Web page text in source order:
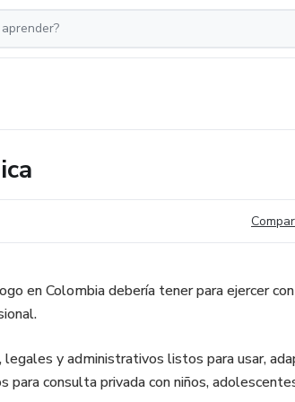
en Colombia debería tener para ejercer con
y administrativos listos para usar,
para consulta privada con niños,